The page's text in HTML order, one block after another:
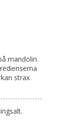
mandolin.
strax